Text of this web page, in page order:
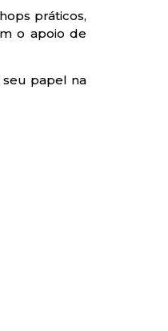
práticos,
o apoio de
seu papel na